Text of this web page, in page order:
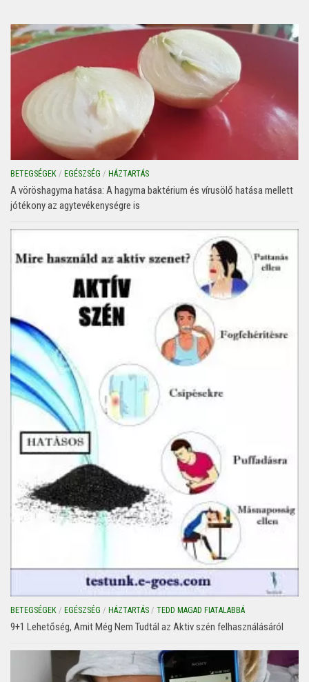
BETEGSÉGEK / EGÉSZSÉG / HÁZTARTÁS
A vöröshagyma hatása: A hagyma baktérium és vírusölő hatása mellett
jótékony az agytevékenységre is
BETEGSÉGEK / EGÉSZSÉG / HÁZTARTÁS / TEDD MAGAD FIATALABBÁ
9+1 Lehetőség, Amit Még Nem Tudtál az Aktiv szén felhasználásáról